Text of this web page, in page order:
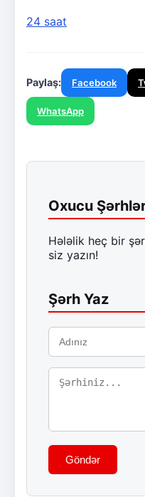
24 saat
Paylaş: Facebook
WhatsApp
Oxucu
Hələlik heç bir
siz yazın!
Şərh Yaz
Göndər